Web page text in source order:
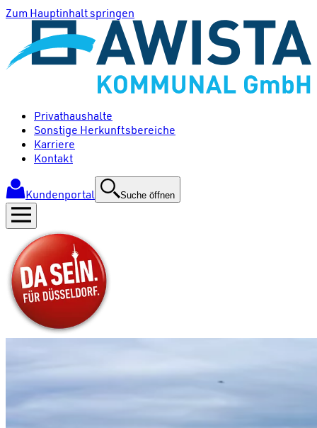
Zum Hauptinhalt springen
Privathaushalte
Sonstige Herkunftsbereiche
Karriere
Kontakt
Kundenportal Suche öffnen